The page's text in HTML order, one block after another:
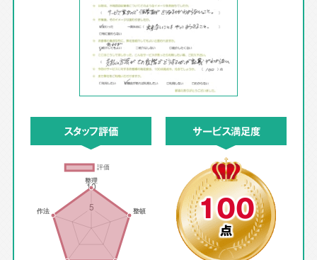
スタッフ評価 サービス満足度
100
点